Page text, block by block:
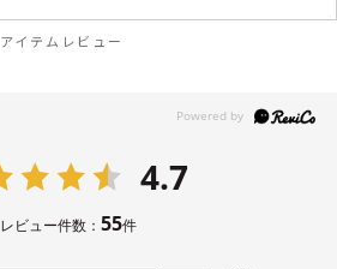
アイテムレビュー
4.7
レビュー件数： 55件